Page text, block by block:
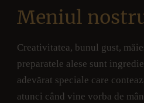
Meniul
Creativitatea, bunul gust,
preparatele alese sunt
adevărat speciale care
atunci când vine vorba de